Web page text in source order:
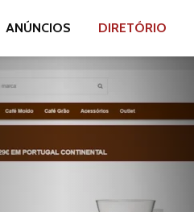
ANÚNCIOS DIRETÓRIO